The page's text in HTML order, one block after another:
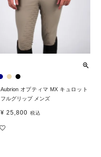
Aubrion オプティマ MX キュロット
フルグリップ メンズ
¥ 25,800 税込